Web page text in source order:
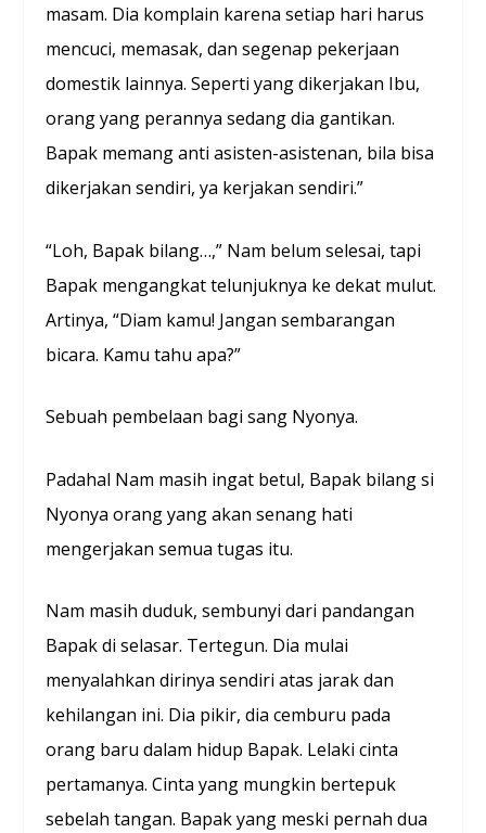
masam. Dia komplain karena setiap hari harus
mencuci, memasak, dan segenap pekerjaan
domestik lainnya. Seperti yang dikerjakan Ibu,
orang yang perannya sedang dia gantikan.
Bapak memang anti asisten-asistenan, bila bisa
dikerjakan sendiri, ya kerjakan sendiri.”
“Loh, Bapak bilang…,” Nam belum selesai, tapi
Bapak mengangkat telunjuknya ke dekat mulut.
Artinya, “Diam kamu! Jangan sembarangan
bicara. Kamu tahu apa?”
Sebuah pembelaan bagi sang Nyonya.
Padahal Nam masih ingat betul, Bapak bilang si
Nyonya orang yang akan senang hati
mengerjakan semua tugas itu.
Nam masih duduk, sembunyi dari pandangan
Bapak di selasar. Tertegun. Dia mulai
menyalahkan dirinya sendiri atas jarak dan
kehilangan ini. Dia pikir, dia cemburu pada
orang baru dalam hidup Bapak. Lelaki cinta
pertamanya. Cinta yang mungkin bertepuk
sebelah tangan. Bapak yang meski pernah dua